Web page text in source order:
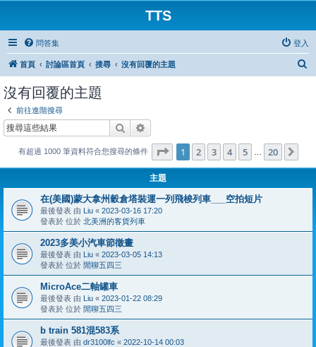
TTS
問答集 登入
首頁 討論區首頁 搜尋 沒有回覆的主題
沒有回覆的主題
前往進階搜尋
搜尋
有超過 1000 筆資料符合您搜尋的條件 第 1 頁 (共20 頁)
1 2 3 4 5 20
主題
在(美國)蒙大拿州穀倉塔裝運一列飛梭列車___空拍短片
最後發表 由 Liu « 2023-03-16 17:20
發表於 位於 北美洲的客貨列車
2023多美小汽車節徵畫
最後發表 由 Liu « 2023-03-05 14:13
發表於 位於 閒聊五四三
MicroAce二軸罐車
最後發表 由 Liu « 2023-01-22 08:29
發表於 位於 閒聊五四三
b train 581混583系
最後發表 由 dr3100lfc « 2022-10-14 00:03